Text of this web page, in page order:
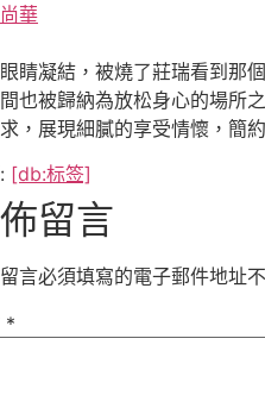
華
睛凝結，被燒了莊瑞看到那
也被歸納為放松身心的場所
，展現細膩的享受情懷，簡
[db:标签]
留言
言必須填寫的電子郵件地址
*